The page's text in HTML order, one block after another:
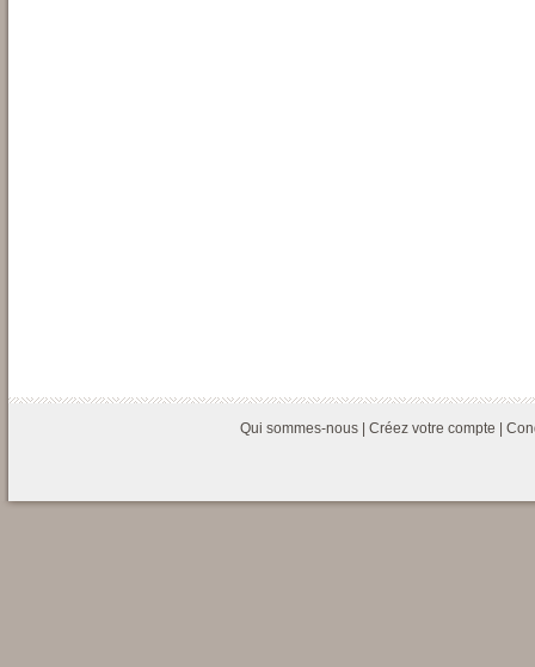
Qui sommes-nous Créez votre compte